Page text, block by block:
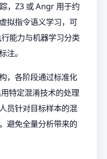
，Z3 或 Angr 用于约
拟指令语义学习，可
能力与机器学习分类
注。
，各阶段通过标准化
特定混淆技术的处理
员针对目标样本的混
避免全量分析带来的